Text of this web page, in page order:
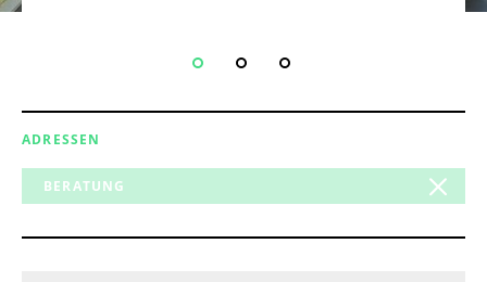
ADRESSEN
AUSFLUGSZIELE BERATUNG
BERATUNG